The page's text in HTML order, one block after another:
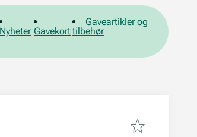
Nyheter Gavekort
Gaveartikler og
tilbehør